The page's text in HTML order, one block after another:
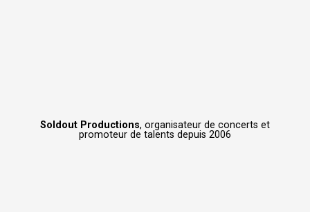
Soldout Productions, organisateur de concerts et
promoteur de talents depuis 2006